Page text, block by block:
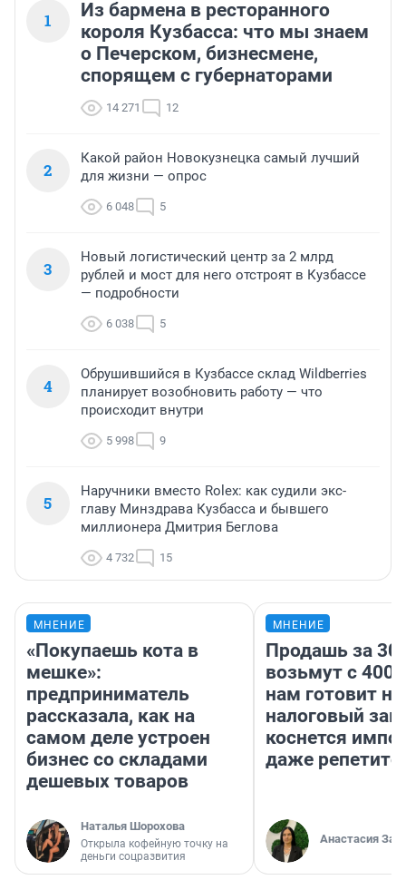
1
Из бармена в ресторанного
короля Кузбасса: что мы знаем
о Печерском, бизнесмене,
спорящем с губернаторами
14 271 12
2
Какой район Новокузнецка самый лучший
для жизни — опрос
6 048 5
3
Новый логистический центр за 2 млрд
рублей и мост для него отстроят в Кузбассе
— подробности
6 038 5
4
Обрушившийся в Кузбассе склад Wildberries
планирует возобновить работу — что
происходит внутри
5 998 9
5
Наручники вместо Rolex: как судили экс-
главу Минздрава Кузбасса и бывшего
миллионера Дмитрия Беглова
4 732 15
МНЕНИЕ
«Покупаешь кота в
мешке»:
предприниматель
рассказала, как на
самом деле устроен
бизнес со складами
дешевых товаров
Наталья Шорохова
Открыла кофейную точку на
деньги соцразвития
МНЕНИЕ
Продашь за
возьмут с
нам готовит
налоговый
коснется
даже
Анастасия